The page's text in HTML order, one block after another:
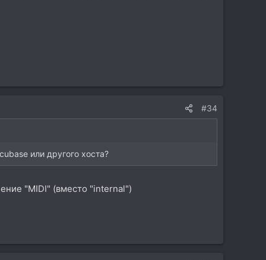
#34
или другого хоста?
"MIDI" (вместо "internal")